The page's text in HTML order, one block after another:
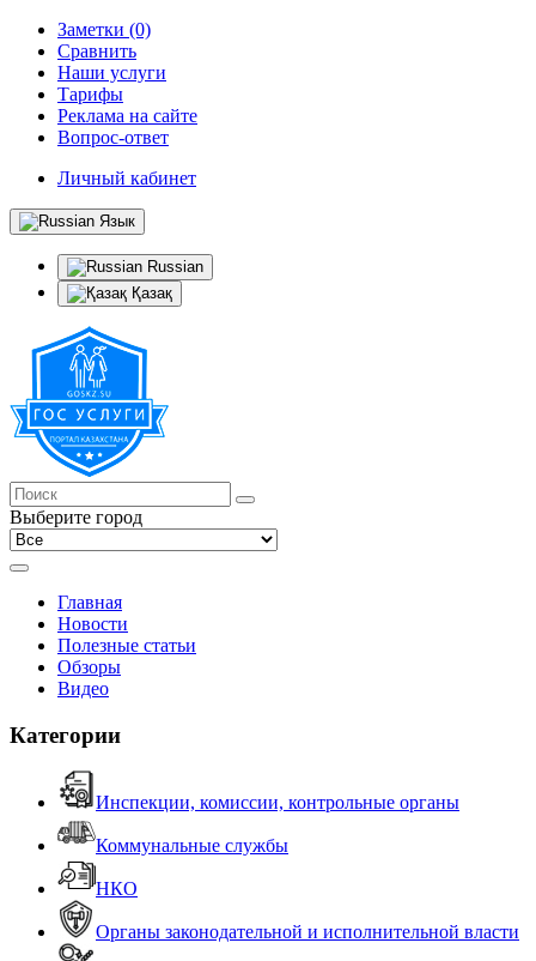
Заметки (0)
Сравнить
Наши услуги
Тарифы
Реклама на сайте
Вопрос-ответ
Личный кабинет
Язык
Russian
Қазақ
Выберите город
Главная
Новости
Полезные статьи
Обзоры
Видео
Категории
Инспекции, комиссии, контрольные органы
Коммунальные службы
НКО
Органы законодательной и исполнительной власти